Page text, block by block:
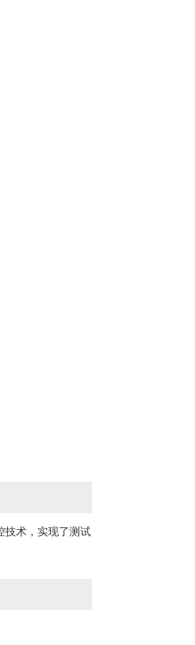
技术，实现了测试